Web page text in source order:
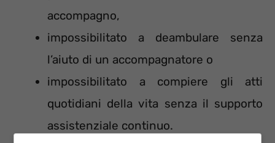
accompagno,
impossibilitato a deambulare senza
l’aiuto di un accompagnatore o
impossibilitato a compiere gli atti
quotidiani della vita senza il supporto
assistenziale continuo.